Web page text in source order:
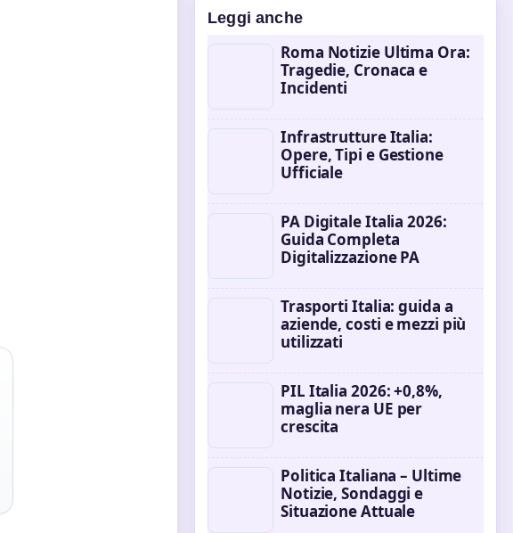
Leggi anche
Roma Notizie Ultima Ora:
Tragedie, Cronaca e
Incidenti
Infrastrutture Italia:
Opere, Tipi e Gestione
Ufficiale
PA Digitale Italia 2026:
Guida Completa
Digitalizzazione PA
Trasporti Italia: guida a
aziende, costi e mezzi più
utilizzati
PIL Italia 2026: +0,8%,
maglia nera UE per
crescita
Politica Italiana – Ultime
Notizie, Sondaggi e
Situazione Attuale